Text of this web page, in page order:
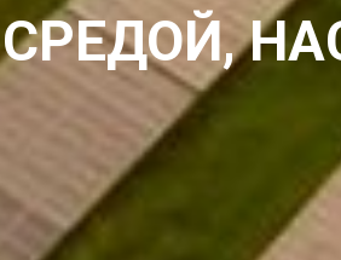
СРЕДОЙ,